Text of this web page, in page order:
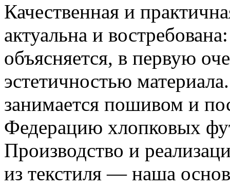
Качественная и
актуальна и
объясняется, в первую
эстетичностью
занимается пошивом и
Федерацию хлопковых
Производство и
из текстиля — наша